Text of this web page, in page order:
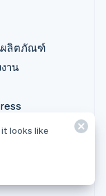
ผลิตภัณฑ์
าน
ขาย
it looks like